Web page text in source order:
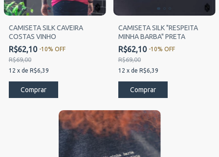
CAMISETA SILK CAVEIRA
COSTAS VINHO
R$62,10 -10% OFF
R$69,00
12 x de R$6,39
Comprar
CAMISETA SILK "RESPEITA
MINHA BARBA" PRETA
R$62,10 -10% OFF
R$69,00
12 x de R$6,39
Comprar